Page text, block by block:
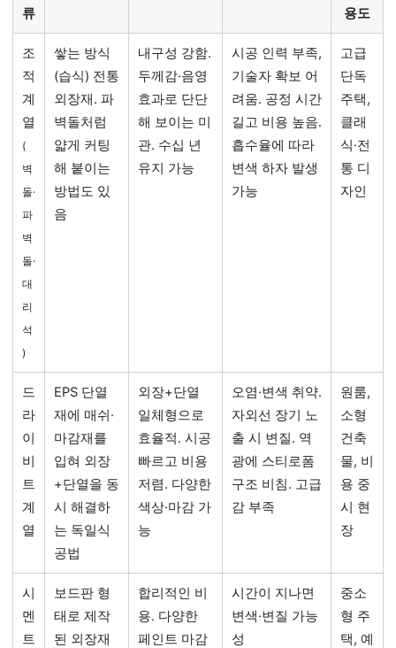
류
용도
조
적
계
열
(
벽
돌·
파
벽
돌·
대
리
석
)
쌓는 방식
(습식) 전통
외장재. 파
벽돌처럼
얇게 커팅
해 붙이는
방법도 있
음
내구성 강함.
두께감·음영
효과로 단단
해 보이는 미
관. 수십 년
유지 가능
시공 인력 부족,
기술자 확보 어
려움. 공정 시간
길고 비용 높음.
흡수율에 따라
변색 하자 발생
가능
고급
단독
주택,
클래
식·전
통 디
자인
드
라
이
비
트
계
열
EPS 단열
재에 매쉬·
마감재를
입혀 외장
+단열을 동
시 해결하
는 독일식
공법
외장+단열
일체형으로
효율적. 시공
빠르고 비용
저렴. 다양한
색상·마감 가
능
오염·변색 취약.
자외선 장기 노
출 시 변질. 역
광에 스티로폼
구조 비침. 고급
감 부족
원룸,
소형
건축
물, 비
용 중
시 현
장
시
멘
트
보드판 형
태로 제작
된 외장재
합리적인 비
용. 다양한
페인트 마감
시간이 지나면
변색·변질 가능
성
중소
형 주
택, 예